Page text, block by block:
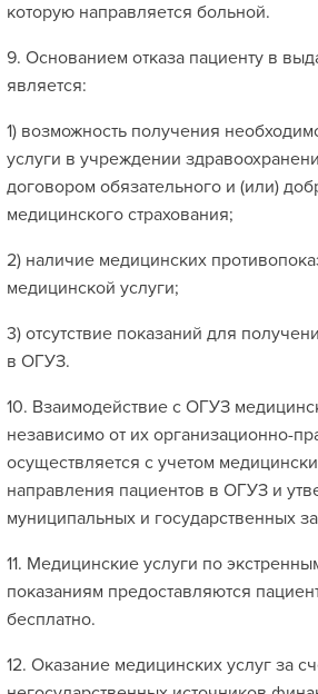
которую направляется больной.
9. Основанием отказа пациенту в
является:
1) возможность получения
услуги в учреждении
договором обязательного и (или)
медицинского страхования;
2) наличие медицинских
медицинской услуги;
3) отсутствие показаний для
в ОГУЗ.
10. Взаимодействие с ОГУЗ
независимо от их организационно-
осуществляется с учетом
направления пациентов в ОГУЗ и
муниципальных и государственных
11. Медицинские услуги по
показаниям предоставляются
бесплатно.
12. Оказание медицинских услуг за